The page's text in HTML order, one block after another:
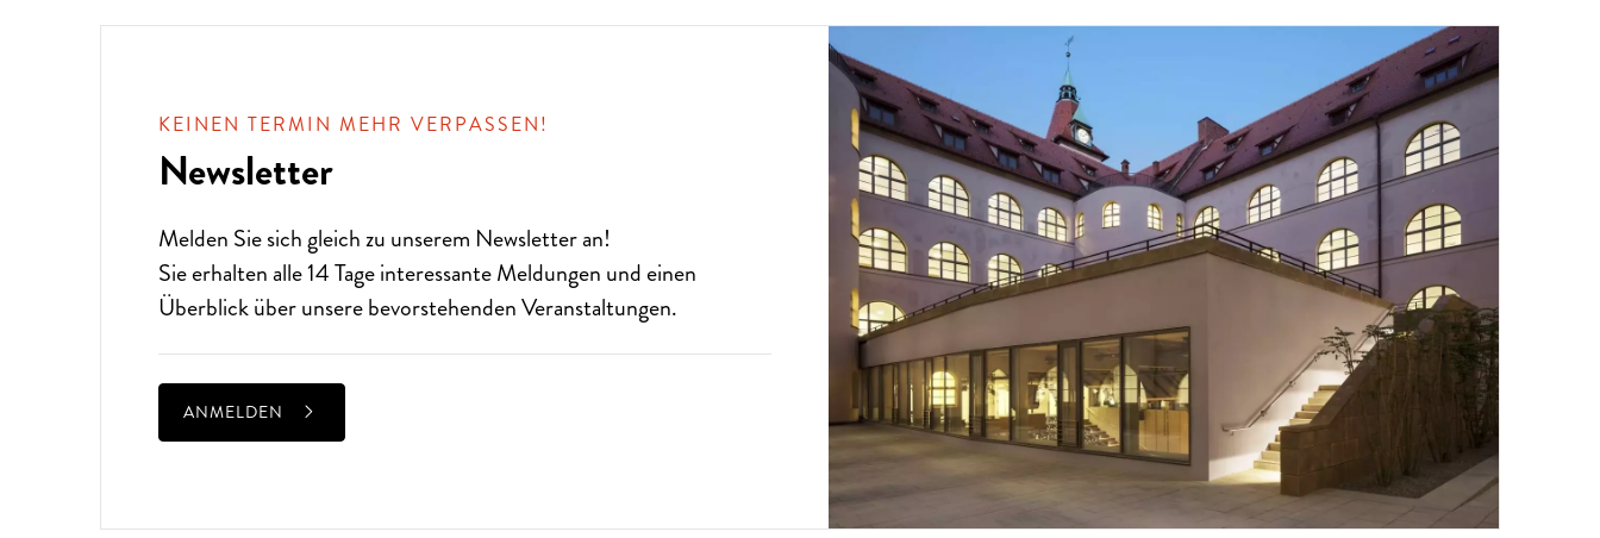
KEINEN TERMIN MEHR VERPASSEN!
Newsletter
Melden Sie sich gleich zu unserem Newsletteran!
Sie erhalten alle 14 Tage interessante Meldungen und einen
Überblick über unsere bevorstehenden Veranstaltungen.
ANMELDEN